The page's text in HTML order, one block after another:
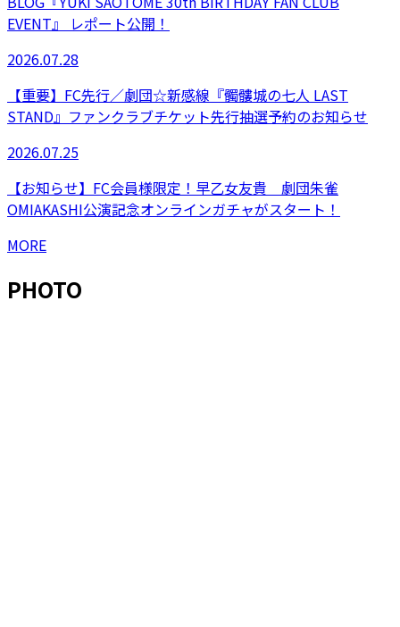
EVENT』 レポート公開！
2026.07.28
【重要】FC先行／劇団☆新感線『髑髏城の七人 LAST
STAND』ファンクラブチケット先行抽選予約のお知らせ
2026.07.25
【お知らせ】FC会員様限定！早乙女友貴 劇団朱雀
OMIAKASHI公演記念オンラインガチャがスタート！
MORE
PHOTO